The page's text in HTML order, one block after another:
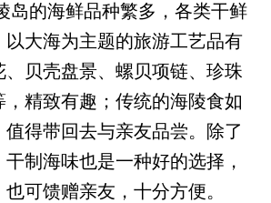
的海鲜品种繁多，各类干鲜
以大海为主题的旅游工艺品有
贝壳盘景、螺贝项链、珍珠
精致有趣；传统的海陵食如
得带回去与亲友品尝。除了
制海味也是一种好的选择，
可馈赠亲友，十分方便。